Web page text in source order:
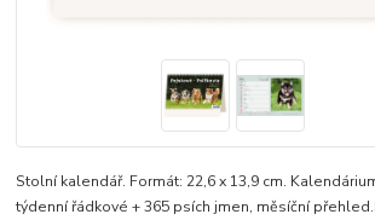
Stolní kalendář. Formát: 22,6 x 13,9 cm.
týdenní řádkové + 365 psích jmen, měsíční